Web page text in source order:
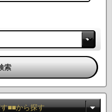
■■から探す